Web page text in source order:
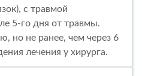
с травмой
5-го дня от травмы.
но не ранее, чем через 6
лечения у хирурга.